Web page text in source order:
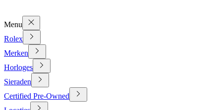
Menu
Rolex
Merken
Horloges
Sieraden
Certified Pre-Owned